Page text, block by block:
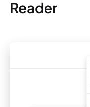
Reader